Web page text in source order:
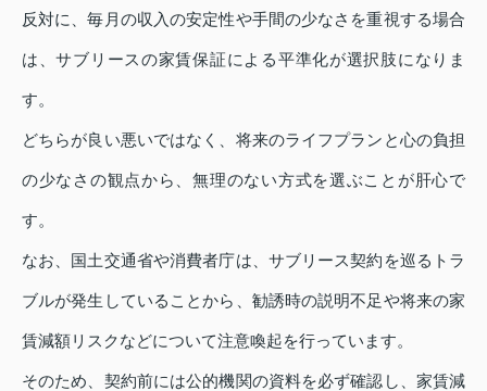
反対に、毎月の収入の安定性や手間の少なさを重視する場合
は、サブリースの家賃保証による平準化が選択肢になりま
す。
どちらが良い悪いではなく、将来のライフプランと心の負担
の少なさの観点から、無理のない方式を選ぶことが肝心で
す。
なお、国土交通省や消費者庁は、サブリース契約を巡るトラ
ブルが発生していることから、勧誘時の説明不足や将来の家
賃減額リスクなどについて注意喚起を行っています。
そのため、契約前には公的機関の資料を必ず確認し、家賃減